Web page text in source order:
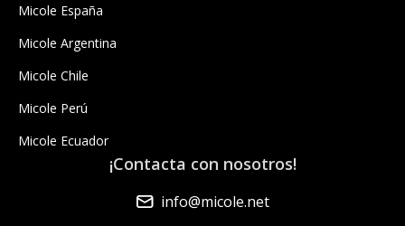
Micole España
Micole Argentina
Micole Chile
Micole Perú
Micole Ecuador
¡Contacta con nosotros!
info@micole.net